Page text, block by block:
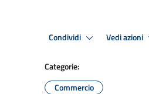
Condividi Vedi azioni
Categorie:
Commercio